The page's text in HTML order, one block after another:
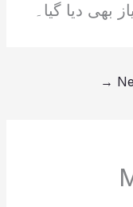
بھی دیا گیا۔
→